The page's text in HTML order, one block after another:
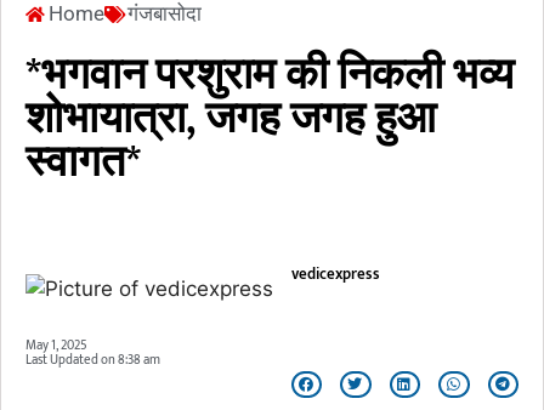
Home गंजबासोदा
*भगवान परशुराम की निकली भव्य
शोभायात्रा, जगह जगह हुआ
स्वागत*
vedicexpress
May 1, 2025
Last Updated on8:38 am